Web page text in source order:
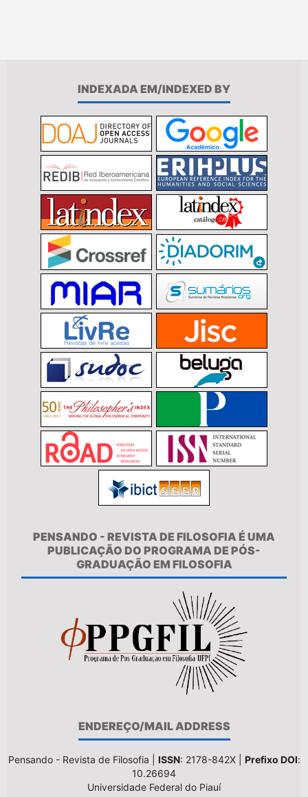
INDEXADA EM/INDEXED BY
PENSANDO - REVISTA DE FILOSOFIA É UMA
PUBLICAÇÃO DO PROGRAMA DE PÓS-
GRADUAÇÃO EM FILOSOFIA
ENDEREÇO/MAIL ADDRESS
Pensando - Revista de Filosofia | ISSN: 2178-842X | Prefixo DOI:
10.26694
Universidade Federal do Piauí